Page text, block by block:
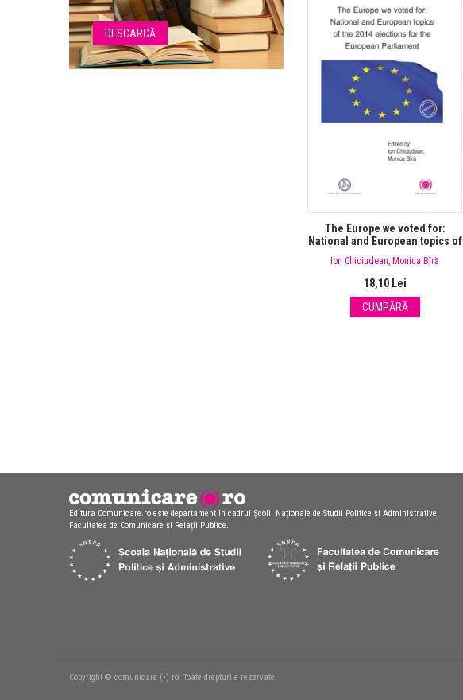
DESCARCĂ
The Europe we voted for:
National and European topics of
the 2014 elections for the
European Parliament
Ion Chiciudean, Monica Bîră
18,10 Lei
CUMPĂRĂ
Editura Comunicare.ro este departament în cadrul Școlii Naționale de Studii Politice și Administrative,
Facultatea de Comunicare și Relații Publice.
Copyright © comunicare (•) ro. Toate drepturile rezervate.